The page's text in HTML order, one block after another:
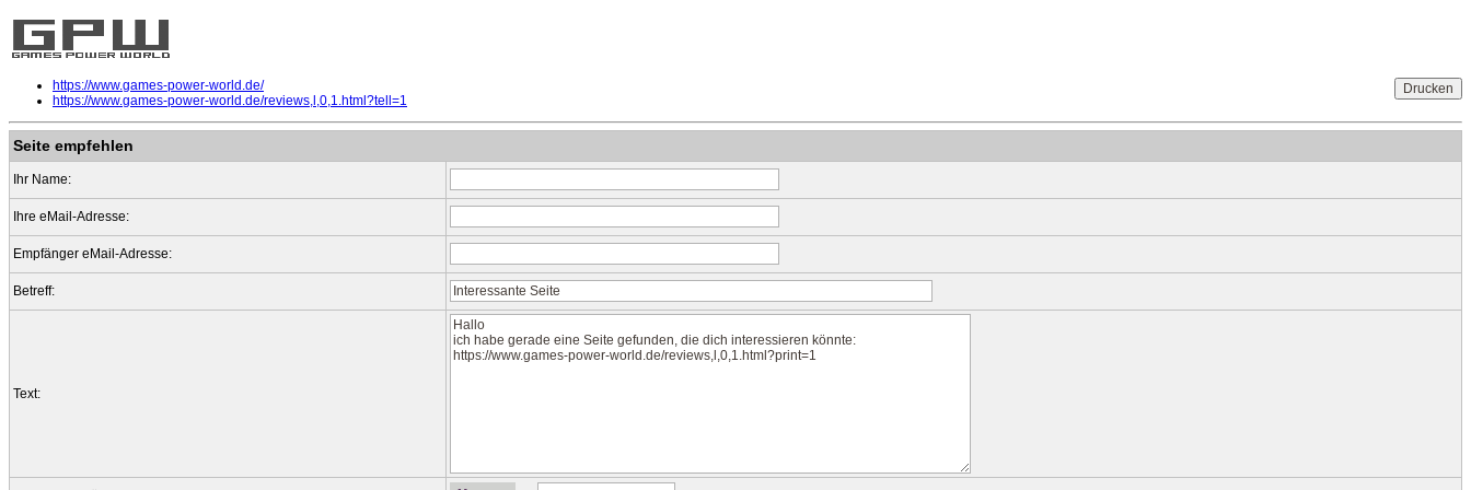
https://www.games-power-world.de/
https://www.games-power-world.de/reviews,l,0,1.html?tell=1
Seite empfehlen
Ihr Name:
Ihre eMail-Adresse:
Empfänger eMail-Adresse:
Betreff:
Text: